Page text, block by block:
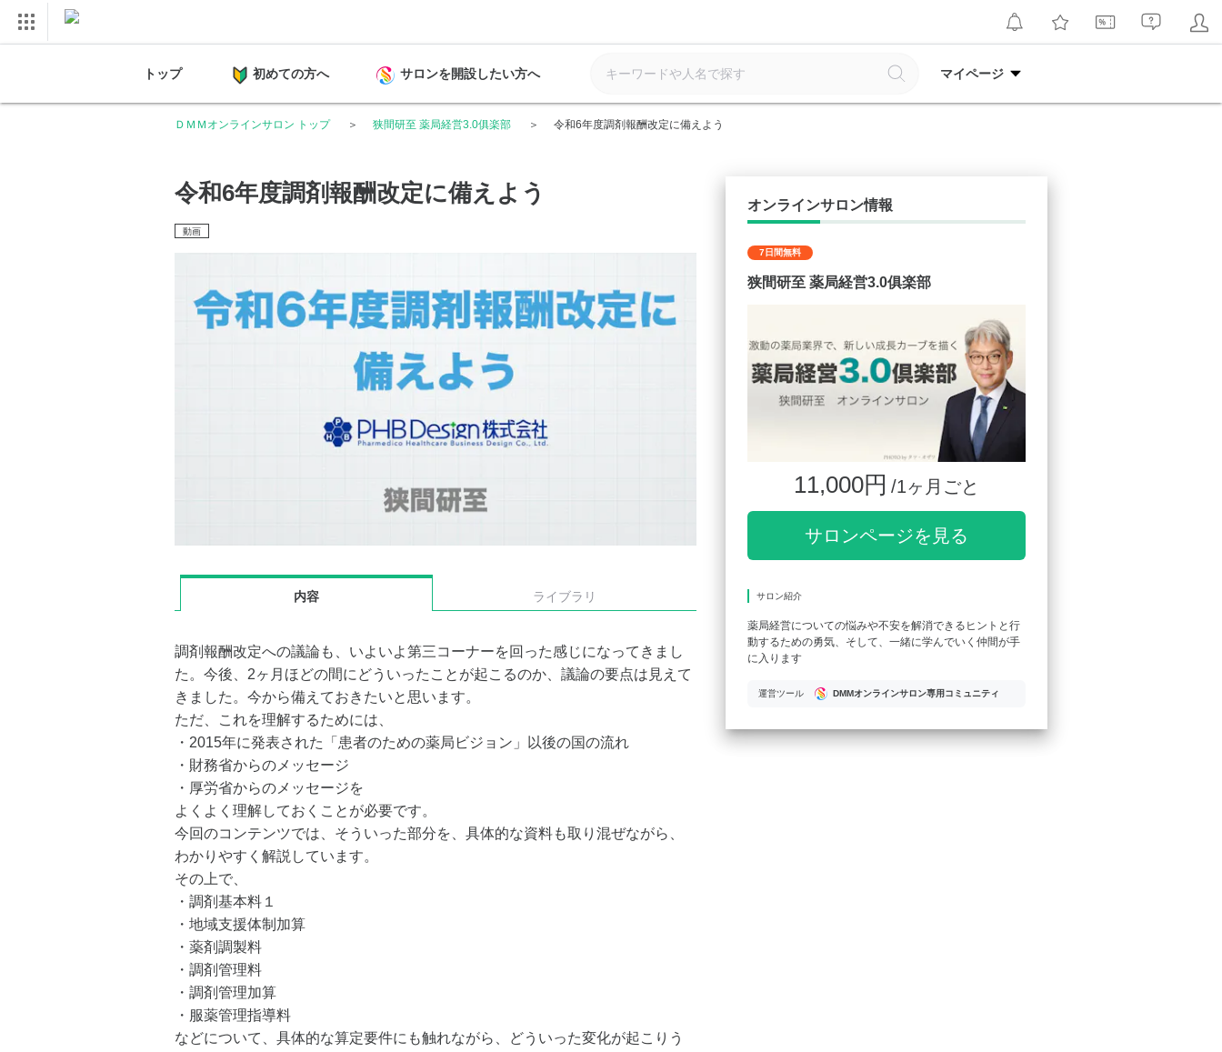
トップ 初めての方へ サロンを開設したい方へ マイページ
ＤＭＭオンラインサロン トップ 狭間研至 薬局経営3.0俱楽部 令和6年度調剤報酬改定に備えよう
令和6年度調剤報酬改定に備えよう
動画
内容 ライブラリ
調剤報酬改定への議論も、いよいよ第三コーナーを回った感じになってきまし
た。今後、2ヶ月ほどの間にどういったことが起こるのか、議論の要点は見えて
きました。今から備えておきたいと思います。
ただ、これを理解するためには、
・2015年に発表された「患者のための薬局ビジョン」以後の国の流れ
・財務省からのメッセージ
・厚労省からのメッセージを
よくよく理解しておくことが必要です。
今回のコンテンツでは、そういった部分を、具体的な資料も取り混ぜながら、
わかりやすく解説しています。
その上で、
・調剤基本料１
・地域支援体制加算
・薬剤調製料
・調剤管理料
・調剤管理加算
・服薬管理指導料
などについて、具体的な算定要件にも触れながら、どういった変化が起こりう
オンラインサロン情報
7日間無料
狭間研至 薬局経営3.0俱楽部
11,000円 /1ヶ月ごと
サロンページを見る
サロン紹介
薬局経営についての悩みや不安を解消できるヒントと行
動するための勇気、そして、一緒に学んでいく仲間が手
に入ります
運営ツール DMMオンラインサロン専用コミュニティ